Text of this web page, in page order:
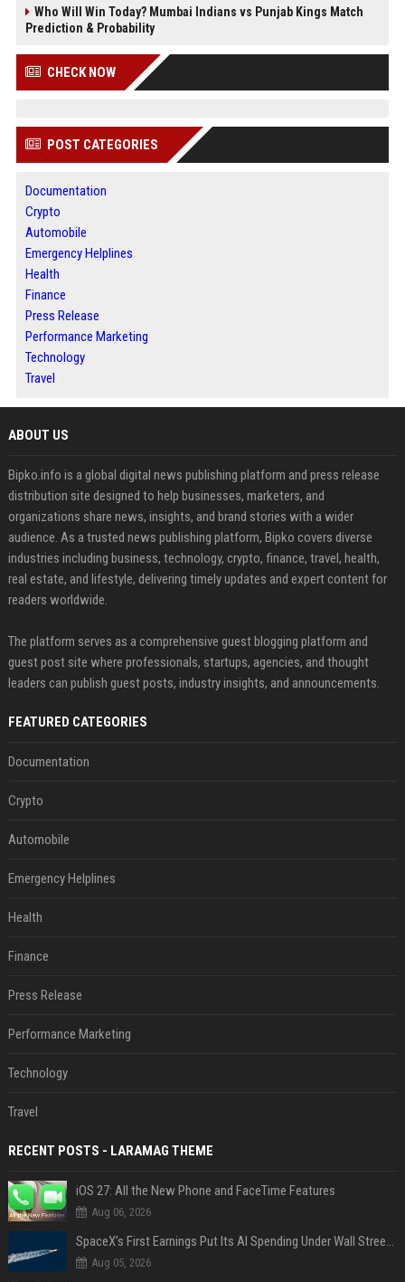
Who Will Win Today? Mumbai Indians vs Punjab Kings Match
Prediction & Probability
CHECK NOW
POST CATEGORIES
Documentation
Crypto
Automobile
Emergency Helplines
Health
Finance
Press Release
Performance Marketing
Technology
Travel
ABOUT US
Bipko.info is a global digital news publishing platform and press release
distribution site designed to help businesses, marketers, and
organizations share news, insights, and brand stories with a wider
audience. As a trusted news publishing platform, Bipko covers diverse
industries including business, technology, crypto, finance, travel, health,
real estate, and lifestyle, delivering timely updates and expert content for
readers worldwide.
The platform serves as a comprehensive guest blogging platform and
guest post site where professionals, startups, agencies, and thought
leaders can publish guest posts, industry insights, and announcements.
FEATURED CATEGORIES
Documentation
Crypto
Automobile
Emergency Helplines
Health
Finance
Press Release
Performance Marketing
Technology
Travel
RECENT POSTS - LARAMAG THEME
iOS 27: All the New Phone and FaceTime Features
Aug 06, 2026
SpaceX’s First Earnings Put Its AI Spending Under Wall Street Scrutiny
Aug 05, 2026